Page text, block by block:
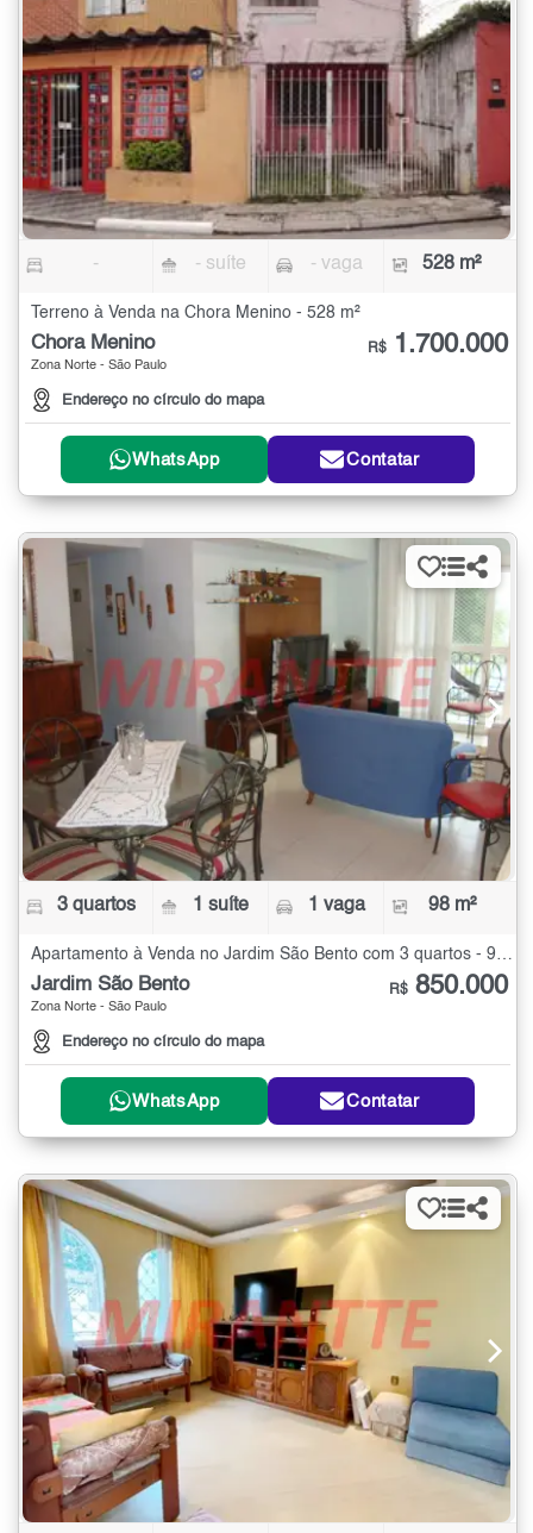
- - suíte - vaga 528 m²
Terreno à Venda na Chora Menino - 528 m²
Chora Menino
Zona Norte - São Paulo
Endereço no círculo do mapa
R$ 1.700.000
WhatsApp Contatar
3 quartos 1 suíte 1 vaga 98 m²
Apartamento à Venda no Jardim São Bento com 3 quartos - 98 m²
Jardim São Bento
Zona Norte - São Paulo
Endereço no círculo do mapa
R$ 850.000
WhatsApp Contatar